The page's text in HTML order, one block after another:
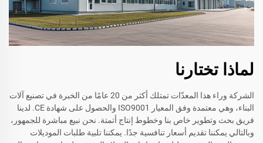
لماذا تختارنا
الشركة وراء هذا المعدّات تمتلك أكثر من 20 عامًا من الخبرة في تصنيع آلات
البناء، وهي معتمدة وفق المعيار ISO9001 والحصول على شهادة CE. لدينا
فريق بحث وتطوير خاص بنا وخطوط إنتاج أتمتة. نحن نبيع مباشرة للجمهور،
وبالتالي يمكننا تقديم أسعار تنافسية جدًا. يمكننا تلبية طلبات الموديلات